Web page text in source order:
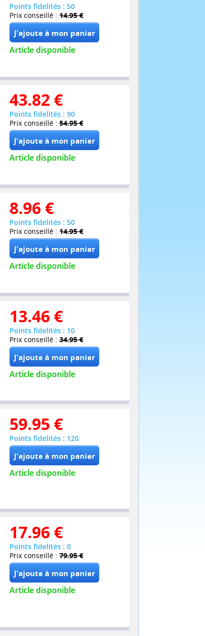
Points fidelités : 50
Prix conseillé : 14.95 €
Article disponible
43.82 €
Points fidelités : 90
Prix conseillé : 54.95 €
Article disponible
8.96 €
Points fidelités : 50
Prix conseillé : 14.95 €
Article disponible
13.46 €
Points fidelités : 10
Prix conseillé : 34.95 €
Article disponible
59.95 €
Points fidelités : 120
Article disponible
17.96 €
Points fidelités : 0
Prix conseillé : 79.95 €
Article disponible